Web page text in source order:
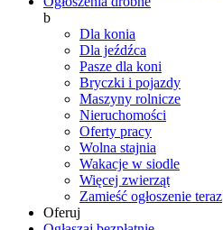
b
Dla konia
Dla jeźdźca
Pasze dla koni
Bryczki i pojazdy
Maszyny rolnicze
Nieruchomości
Oferty pracy
Wolna stajnia
Wakacje w siodle
Więcej zwierząt
Zamieść ogłoszenie teraz
Oferuj